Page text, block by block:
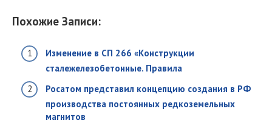
Похожие Записи:
Изменение в СП 266 «Конструкции
сталежелезобетонные. Правила
Росатом представил концепцию создания в РФ
производства постоянных редкоземельных
магнитов